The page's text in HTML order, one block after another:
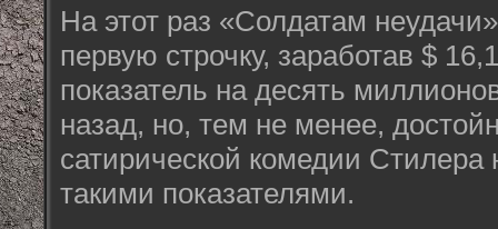
На этот раз «Солдатам
первую строчку, заработав $
показатель на десять
назад, но, тем не менее,
сатирической комедии
такими показателями.